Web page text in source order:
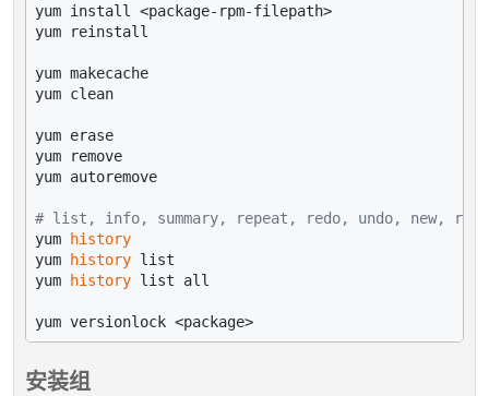
yum install <package-rpm-filepath>
yum reinstall
yum makecache
yum clean
yum erase
yum remove
yum autoremove
# list, info, summary, repeat, redo, undo, new,
yum
history
yum
history list
yum
history list all
安装组